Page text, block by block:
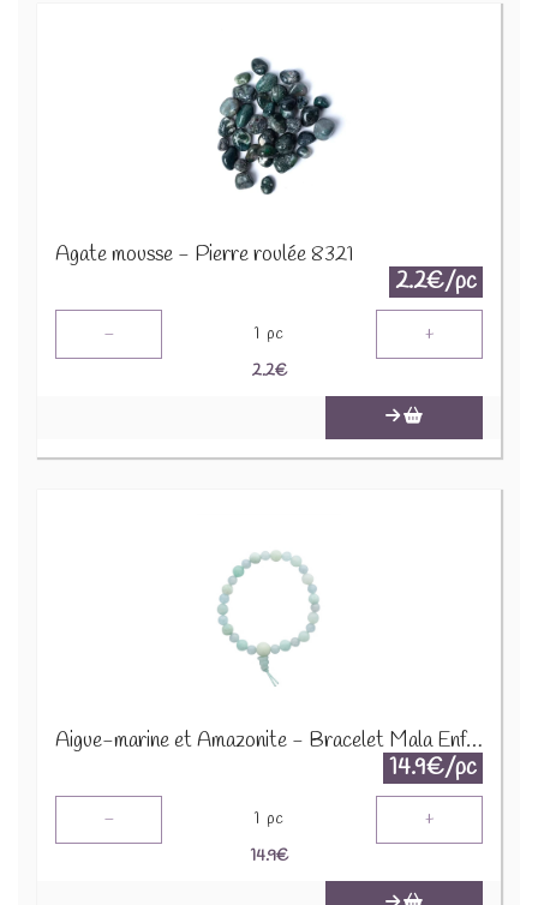
Agate mousse - Pierre roulée 8321
2.2€/pc
- 1 pc +
2.2€
Aigue-marine et Amazonite - Bracelet Mala Enfant 68994
14.9€/pc
- 1 pc +
14.9€